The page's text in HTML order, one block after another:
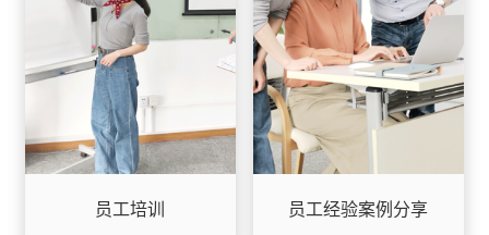
员工培训 员工经验案例分享